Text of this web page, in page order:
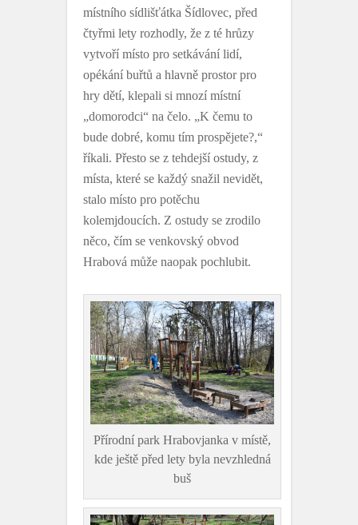
místního sídlišťátka Šídlovec, před
čtyřmi lety rozhodly, že z té hrůzy
vytvoří místo pro setkávání lidí,
opékání buřtů a hlavně prostor pro
hry dětí, klepali si mnozí místní
„domorodci“ na čelo. „K čemu to
bude dobré, komu tím prospějete?,“
říkali. Přesto se z tehdejší ostudy, z
místa, které se každý snažil nevidět,
stalo místo pro potěchu
kolemjdoucích. Z ostudy se zrodilo
něco, čím se venkovský obvod
Hrabová může naopak pochlubit.
Přírodní park Hrabovjanka v místě,
kde ještě před lety byla nevzhledná
buš